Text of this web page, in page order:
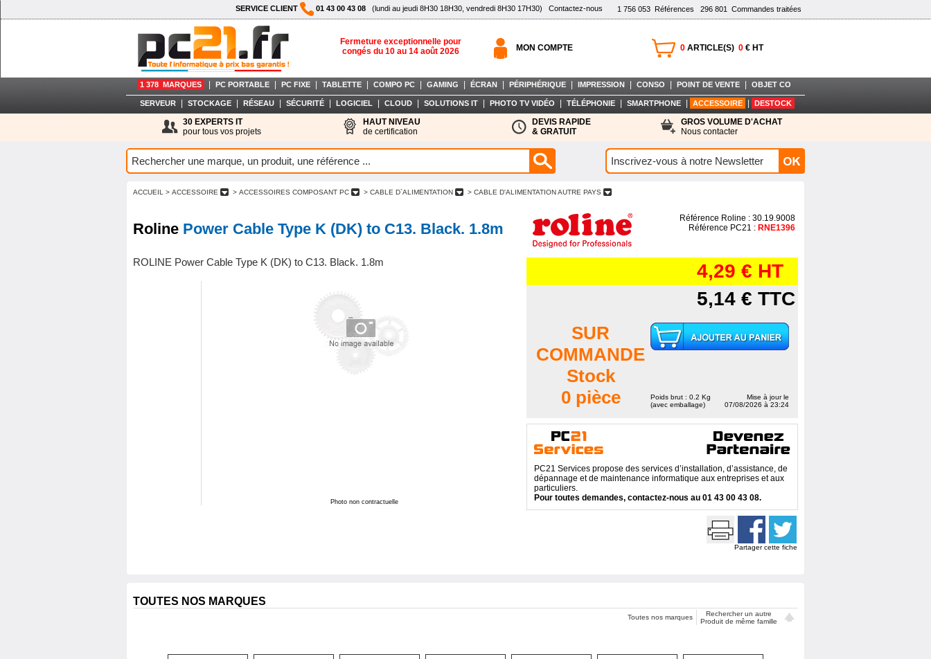
1 756 053 Références 296 801 Commandes traitées
SERVICE CLIENT 01 43 00 43 08 (lundi au jeudi 8H30 18H30, vendredi 8H30 17H30) Contactez-nous
Fermeture exceptionnelle pour
congés du 10 au 14 août 2026
0 ARTICLE(S) 0 € HT
MON COMPTE
1 378 MARQUES PC PORTABLE PC FIXE TABLETTE COMPO PC GAMING ÉCRAN PÉRIPHÉRIQUE IMPRESSION CONSO POINT DE VENTE OBJET CO
SERVEUR STOCKAGE RÉSEAU SÉCURITÉ LOGICIEL CLOUD SOLUTIONS IT PHOTO TV VIDÉO TÉLÉPHONIE SMARTPHONE ACCESSOIRE DESTOCK
30 EXPERTS IT
pour tous vos projets
HAUT NIVEAU
de certification
DEVIS RAPIDE
& GRATUIT
GROS VOLUME D'ACHAT
Nous contacter
ACCUEIL > ACCESSOIRE > ACCESSOIRES COMPOSANT PC > CABLE D`ALIMENTATION > CABLE D'ALIMENTATION AUTRE PAYS
Roline Power Cable Type K (DK) to C13. Black. 1.8m
ROLINE Power Cable Type K (DK) to C13. Black. 1.8m
Photo non contractuelle
Référence Roline : 30.19.9008
Référence PC21 : RNE1396
4,29 € HT
5,14 € TTC
SUR
COMMANDE
Stock
0 pièce
Poids brut : 0.2 Kg
(avec emballage)
Mise à jour le
07/08/2026 à 23:24
PC21 Services propose des services d’installation, d’assistance, de
dépannage et de maintenance informatique aux entreprises et aux
particuliers.
Pour toutes demandes, contactez-nous au 01 43 00 43 08.
Partager cette fiche
TOUTES NOS MARQUES
Toutes nos marques
Rechercher un autre
Produit de même famille